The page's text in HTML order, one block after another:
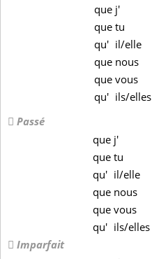
que j'
quetu
qu' il/elle
que nous
quevous
qu' ils/elles
Passé
que j'
quetu
qu' il/elle
que nous
quevous
qu' ils/elles
Imparfait